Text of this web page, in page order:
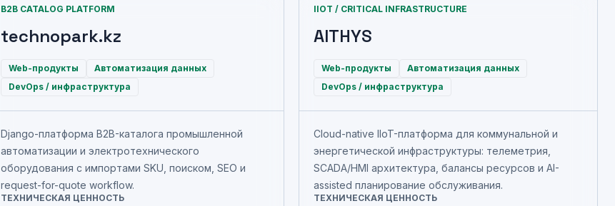
B2B CATALOG PLATFORM
technopark.kz
Web-продукты
Автоматизация данных
DevOps / инфраструктура
Django-платформа B2B-каталога промышленной
автоматизации и электротехнического
оборудования с импортами SKU, поиском, SEO и
request-for-quote workflow.
ТЕХНИЧЕСКАЯ ЦЕННОСТЬ
IIOT / CRITICAL INFRASTRUCTURE
AITHYS
Web-продукты
Автоматизация данных
DevOps / инфраструктура
Cloud-native IIoT-платформа для коммунальной и
энергетической инфраструктуры: телеметрия,
SCADA/HMI архитектура, балансы ресурсов и AI-
assisted планирование обслуживания.
ТЕХНИЧЕСКАЯ ЦЕННОСТЬ